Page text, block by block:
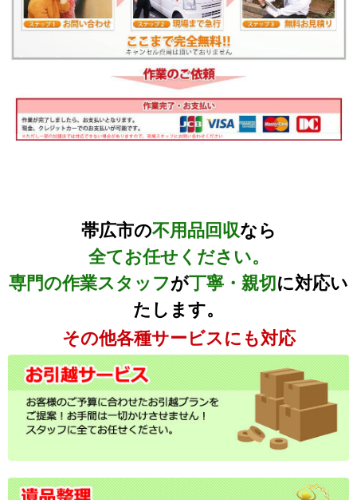
帯広市の不用品回収なら
全てお任せください。
専門の作業スタッフが丁寧・親切 に対応い
たします。
その他各種サービスにも対応